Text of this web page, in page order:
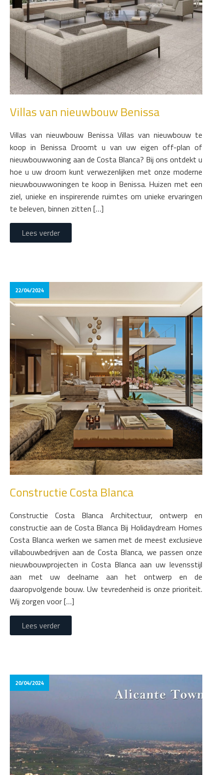
Villas van nieuwbouw Benissa
Villas van nieuwbouw Benissa Villas van nieuwbouw te
koop in Benissa Droomt u van uw eigen off-plan of
nieuwbouwwoning aan de Costa Blanca? Bij ons ontdekt u
hoe u uw droom kunt verwezenlijken met onze moderne
nieuwbouwwoningen te koop in Benissa. Huizen met een
ziel, unieke en inspirerende ruimtes om unieke ervaringen
te beleven, binnen zitten […]
Lees verder
22/04/2024
Constructie Costa Blanca
Constructie Costa Blanca Architectuur, ontwerp en
constructie aan de Costa Blanca Bij Holidaydream Homes
Costa Blanca werken we samen met de meest exclusieve
villabouwbedrijven aan de Costa Blanca, we passen onze
nieuwbouwprojecten in Costa Blanca aan uw levensstijl
aan met uw deelname aan het ontwerp en de
daaropvolgende bouw. Uw tevredenheid is onze prioriteit.
Wij zorgen voor […]
Lees verder
20/04/2024